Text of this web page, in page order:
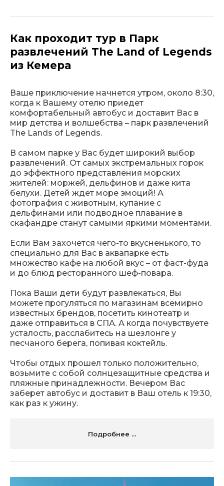
Как проходит тур в Парк
развлечений The Land of Legends
из Кемера
Ваше приключение начнется утром, около 8:30,
когда к Вашему отелю приедет
комфортабельный автобус и доставит Вас в
мир детства и волшебства – парк развлечений
The Lands of Legends.
В самом парке у Вас будет широкий выбор
развлечений. От самых экстремальных горок
до эффектного представления морских
жителей: моржей, дельфинов и даже кита
белухи. Детей ждет море эмоций! А
фотография с животным, купание с
дельфинами или подводное плавание в
скафандре станут самыми яркими моментами.
Если Вам захочется чего-то вкусненького, то
специально для Вас в аквапарке есть
множество кафе на любой вкус – от фаст-фуда
и до блюд ресторанного шеф-повара.
Пока Ваши дети будут развлекаться, Вы
можете прогуляться по магазинам всемирно
известных брендов, посетить кинотеатр и
даже отправиться в СПА. А когда почувствуете
усталость, расслабитесь на шезлонге у
песчаного берега, попивая коктейль.
Чтобы отдых прошел только положительно,
возьмите с собой солнцезащитные средства и
пляжные принадлежности. Вечером Вас
заберет автобус и доставит в Ваш отель к 19:30,
как раз к ужину.
Подробнее ...